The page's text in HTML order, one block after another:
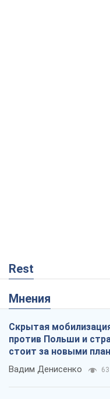
Rest
Мнения
Скрытая
против Польши и
стоит за новыми
Вадим Денисенко 63